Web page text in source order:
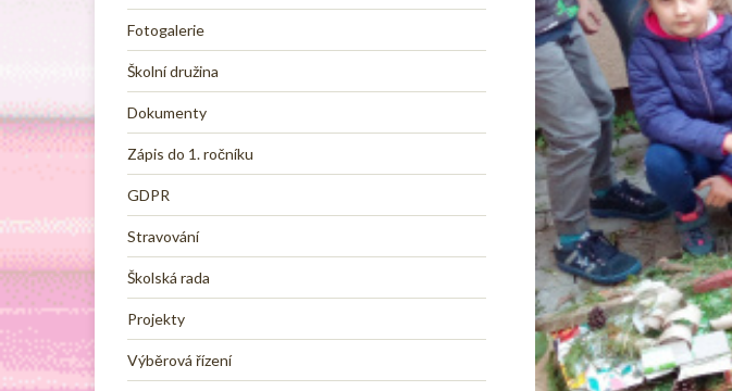
Fotogalerie
Školní družina
Dokumenty
Zápis do 1. ročníku
GDPR
Stravování
Školská rada
Projekty
Výběrová řízení